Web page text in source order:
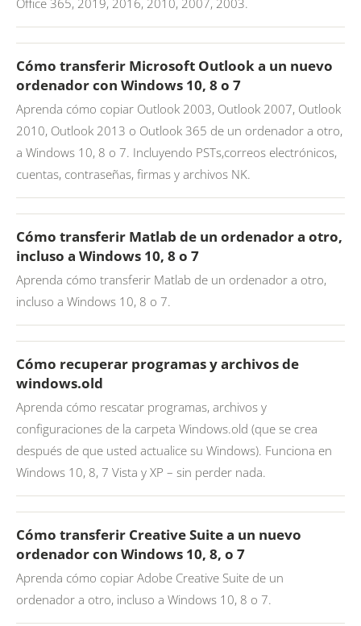
Office 365, 2019, 2016, 2010, 2007, 2003.
Cómo transferir Microsoft Outlook a un nuevo
ordenador con Windows 10, 8 o 7
Aprenda cómo copiar Outlook 2003, Outlook 2007, Outlook
2010, Outlook 2013 o Outlook 365 de un ordenador a otro,
a Windows 10, 8 o 7. Incluyendo PSTs,correos electrónicos,
cuentas, contraseñas, firmas y archivos NK.
Cómo transferir Matlab de un ordenador a otro,
incluso a Windows 10, 8 o 7
Aprenda cómo transferir Matlab de un ordenador a otro,
incluso a Windows 10, 8 o 7.
Cómo recuperar programas y archivos de
windows.old
Aprenda cómo rescatar programas, archivos y
configuraciones de la carpeta Windows.old (que se crea
después de que usted actualice su Windows). Funciona en
Windows 10, 8, 7 Vista y XP – sin perder nada.
Cómo transferir Creative Suite a un nuevo
ordenador con Windows 10, 8, o 7
Aprenda cómo copiar Adobe Creative Suite de un
ordenador a otro, incluso a Windows 10, 8 o 7.